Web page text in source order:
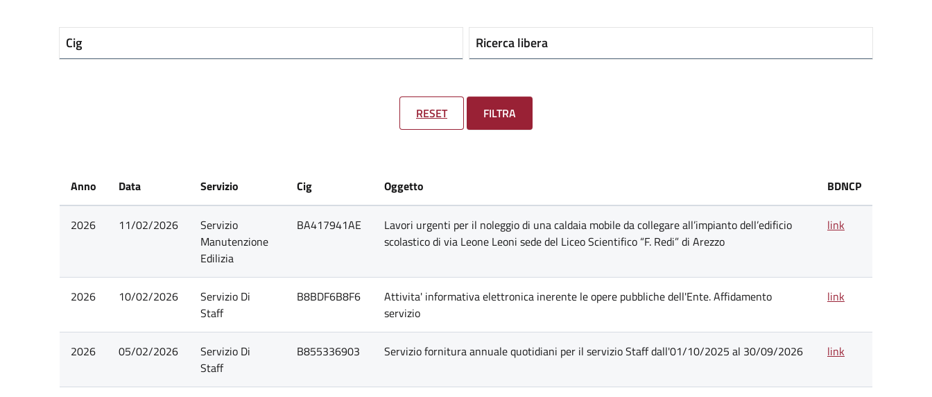
Cig Ricerca libera
RESET FILTRA
Anno Data Servizio Cig Oggetto BDNCP
2026 11/02/2026
Servizio
Manutenzione
Edilizia
BA417941AE
Lavori urgenti per il noleggio di una caldaia mobile da collegare all’impianto dell’edificio
scolastico di via Leone Leoni sede del Liceo Scientifico “F. Redi” di Arezzo
link
2026 10/02/2026
Servizio Di
Staff
B8BDF6B8F6
Attivita' informativa elettronica inerente le opere pubbliche dell'Ente. Affidamento
servizio
link
2026 05/02/2026
Servizio Di
Staff
B855336903 Servizio fornitura annuale quotidiani per il servizio Staff dall'01/10/2025 al 30/09/2026 link